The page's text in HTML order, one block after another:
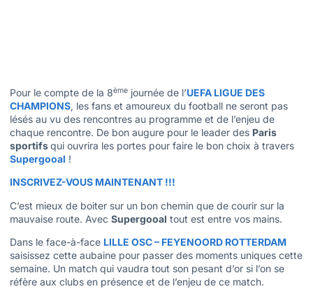
Pour le compte de la 8ème journée de l’UEFA LIGUE DES
CHAMPIONS, les fans et amoureux du football ne seront pas
lésés au vu des rencontres au programme et de l’enjeu de
chaque rencontre. De bon augure pour le leader des Paris
sportifsqui ouvrira les portes pour faire le bon choix à travers
Supergooal !
INSCRIVEZ-VOUS MAINTENANT !!!
C’est mieux de boiter sur un bon chemin que de courir sur la
mauvaise route. Avec Supergooal tout est entre vos mains.
Dans le face-à-face LILLE OSC – FEYENOORD ROTTERDAM
saisissez cette aubaine pour passer des moments uniques cette
semaine. Un match qui vaudra tout son pesant d’or si l’on se
réfère aux clubs en présence et de l’enjeu de ce match.